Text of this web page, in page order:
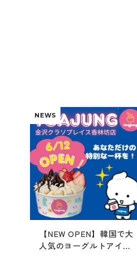
NEWS
【NEW OPEN】韓国で大
人気のヨーグルトアイス